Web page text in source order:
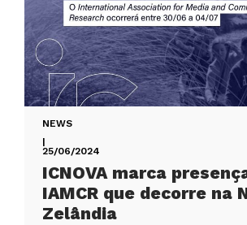
NEWS
|
25/06/2024
ICNOVA marca
IAMCR que decorre na
Zelândia